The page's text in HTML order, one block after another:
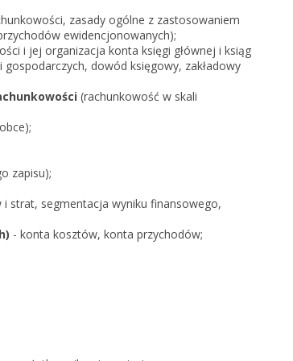
KSeF w Rachmistrzu i Rewizorze
nexo/nexo PRO
KSeF w Rachmistrzu i Rewizorze
Portal Dokumentów z obsługą
zasady ogólne z zastosowaniem
ewidencjonowanych);
i jej organizacja konta księgi głównej i ksiąg
dowód księgowy, zakładowy
(rachunkowość w skali
zapisu);
i strat, segmentacja wyniku finansowego,
- konta kosztów, konta przychodów;